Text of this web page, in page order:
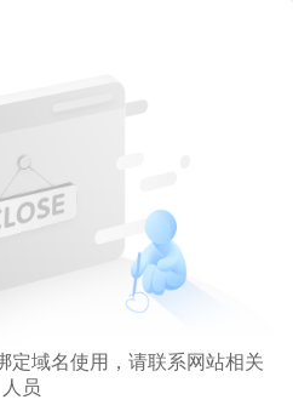
定域名使用，请联系网站相关
人员